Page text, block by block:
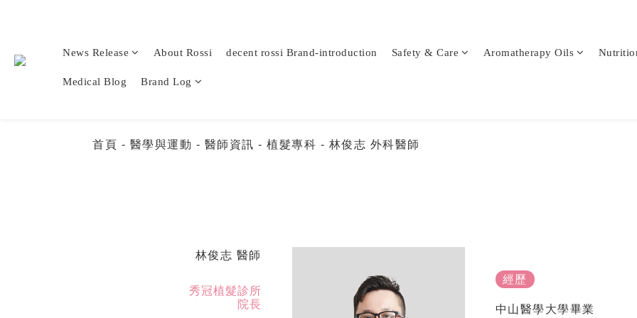
News Release About Rossi decent rossi Brand-introduction Safety & Care Aromatherapy Oils
Medical Blog Brand Log
首頁 - 醫學與運動 - 醫師資訊 - 植髮專科 - 林俊志 外科醫師
林俊志 醫師
秀冠植髮診所
院長
經歷
中山醫學大學畢業